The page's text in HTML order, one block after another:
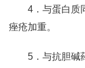
4．与蛋白质
痤疮加重。
5．与抗胆碱